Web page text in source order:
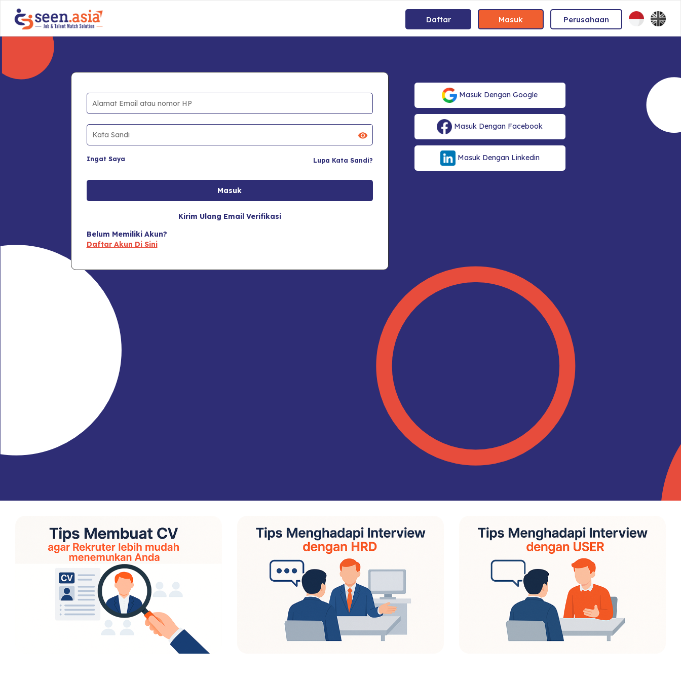
Daftar Masuk Perusahaan
Ingat Saya Lupa Kata Sandi?
Kirim Ulang Email Verifikasi
Belum Memiliki Akun?
Daftar Akun Di Sini
Masuk Dengan Google
Masuk Dengan Facebook
Masuk Dengan Linkedin